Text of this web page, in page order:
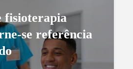
fisioterapia
se referência